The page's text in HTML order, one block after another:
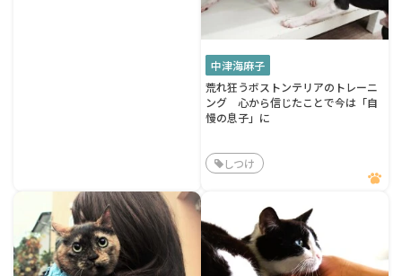
中津海麻子
荒れ狂うボストンテリアのトレーニ
ング 心から信じたことで今は「自
慢の息子」に
しつけ